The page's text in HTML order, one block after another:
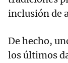
inclusión de
De hecho,
los últimos